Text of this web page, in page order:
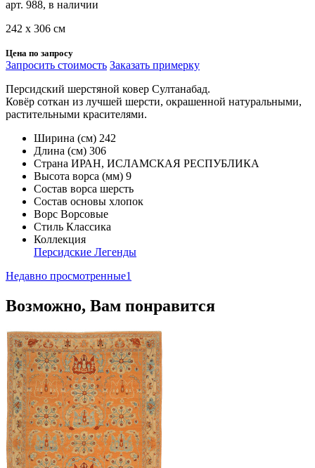
арт. 988, в наличии
242 х 306 см
Цена по запросу
Запросить стоимость Заказать примерку
Персидский шерстяной ковер Султанабад.
Ковёр соткан из лучшей шерсти, окрашенной натуральными,
растительными красителями.
Ширина (см) 242
Длина (см) 306
Страна ИРАН, ИСЛАМСКАЯ РЕСПУБЛИКА
Высота ворса (мм) 9
Состав ворса шерсть
Состав основы хлопок
Ворс Ворсовые
Стиль Классика
Коллекция
Персидские Легенды
Недавно просмотренные1
Возможно, Вам понравится